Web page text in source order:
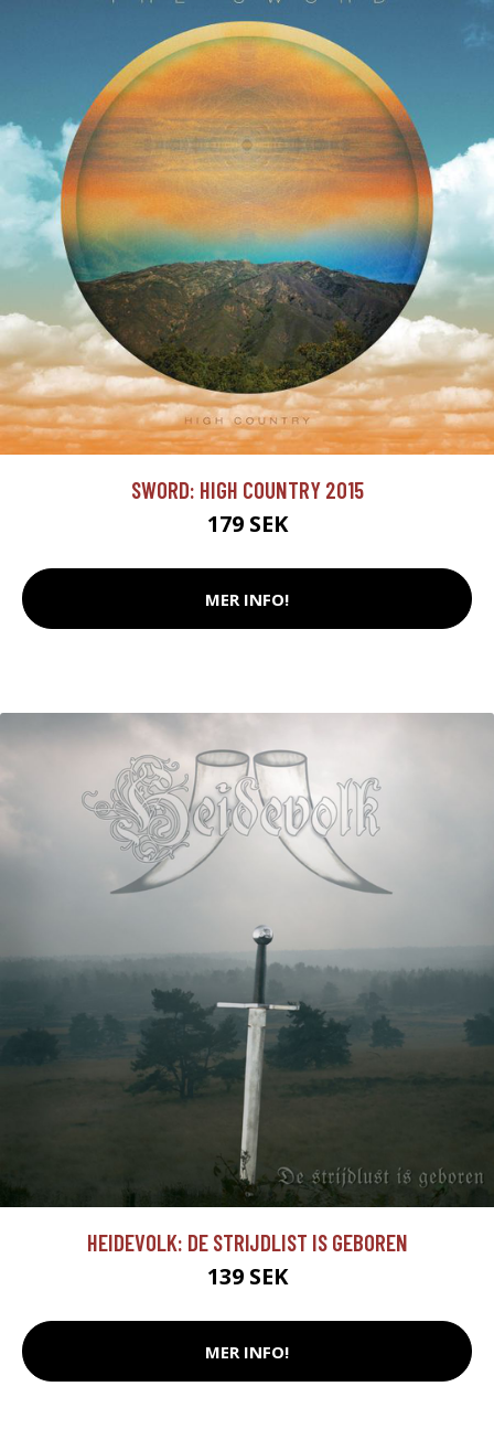
SWORD: HIGH COUNTRY 2015
179 SEK
MER INFO!
HEIDEVOLK: DE STRIJDLIST IS GEBOREN
139 SEK
MER INFO!